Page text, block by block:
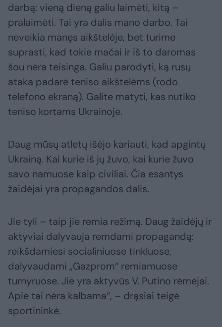
darbą: vieną dieną galiu laimėti, kitą –
pralaimėti. Tai yra dalis mano darbo. Tai
neveikia manęs aikštelėje, bet turime
suprasti, kad tokie mačai ir iš to daromas
šou nėra teisinga. Galiu parodyti, ką rusų
ataka padarė teniso aikštelėms (rodo
telefono ekraną). Galite matyti, kas nutiko
teniso kortams Ukrainoje.
Daug mūsų atletų išėjo kariauti, kad apgintų
Ukrainą. Kai kurie iš jų žuvo, kai kurie žuvo
savo namuose kaip civiliai. Čia esantys
žaidėjai yra propagandos dalis.
Jie tyli – taip jie remia režimą. Daug žaidėjų ir
aktyviai dalyvauja remdami propagandą:
reikšdamiesi socialiniuose tinkluose,
dalyvaudami „Gazprom“ remiamuose
turnyruose. Jie yra aktyvūs V. Putino rėmėjai.
Apie tai nėra kalbama“, – drąsiai teigė
sportininkė.